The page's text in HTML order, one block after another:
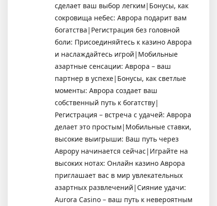
сделает ваш выбор легким|Бонусы, как
сокровища небес: Аврора подарит вам
богатства|Регистрация без головной
боли: Присоединяйтесь к казино Аврора
и наслаждайтесь игрой|Мобильные
азартные сенсации: Аврора – ваш
партнер в успехе|Бонусы, как светлые
моменты: Аврора создает ваш
собственный путь к богатству|
Регистрация – встреча с удачей: Аврора
делает это простым|Мобильные ставки,
высокие выигрыши: Ваш путь через
Аврору начинается сейчас|Играйте на
высоких нотах: Онлайн казино Аврора
приглашает вас в мир увлекательных
азартных развлечений|Сияние удачи:
Aurora Casino – ваш путь к невероятным